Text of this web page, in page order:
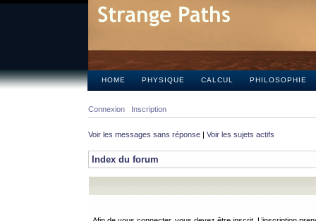
HOME PHYSIQUE CALCUL PHILOSOPHIE
Connexion Inscription
Voir les messages sans réponse | Voir les sujets actifs
Index du forum